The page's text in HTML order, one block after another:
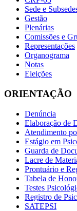
Sede e
Gestão
Plenárias
Comissões e
Representações
Organograma
Notas
Eleições
ORIENTAÇÃO
Denúncia
Elaboração de
Atendimento
Estágio em
Guarda de
Lacre de
Prontuário e
Tabela de
Testes
Registro de
SATEPSI